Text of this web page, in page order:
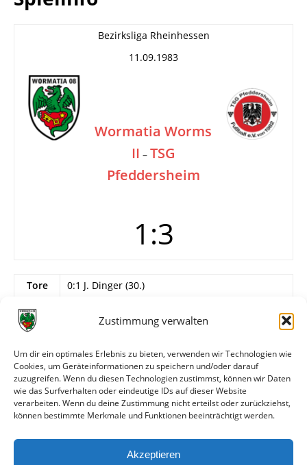
Zustimmung verwalten
Um dir ein optimales Erlebnis zu bieten, verwenden wir Technologien wie
Cookies, um Geräteinformationen zu speichern und/oder darauf
zuzugreifen. Wenn du diesen Technologien zustimmst, können wir Daten
wie das Surfverhalten oder eindeutige IDs auf dieser Website
verarbeiten. Wenn du deine Zustimmung nicht erteilst oder zurückziehst,
können bestimmte Merkmale und Funktionen beeinträchtigt werden.
Akzeptieren
Bezirksliga Rheinhessen
11.09.1983
Wormatia Worms
II – TSG
Pfeddersheim
1:3
Tore
0:1 J. Dinger (30.)
1:2 Unger (64.)
Karten
Rot: Ofenloch (Wormatia), grobes Foul (89.)
Info
Kronauer (TSG) schießt Foulelfmeter vorbei
(73.)
Alle bisherigen Partien der beiden Mannschaften